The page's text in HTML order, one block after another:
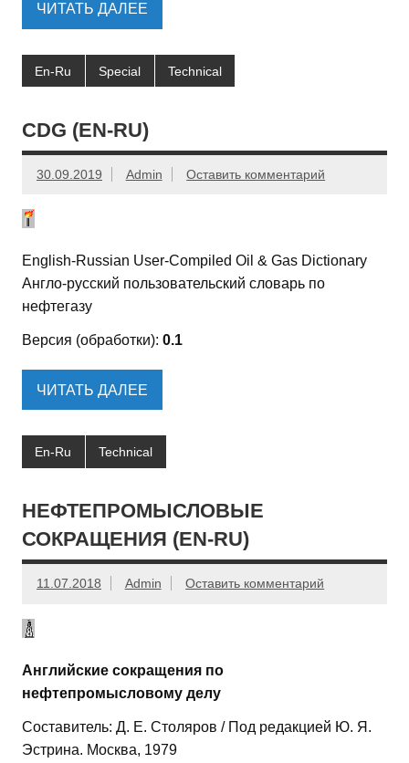
ЧИТАТЬ ДАЛЕЕ
En-Ru Special Technical
CDG (EN-RU)
30.09.2019 Admin Оставить комментарий
English-Russian User-Compiled Oil & Gas Dictionary
Англо-русский пользовательский словарь по
нефтегазу
Версия (обработки): 0.1
ЧИТАТЬ ДАЛЕЕ
En-Ru Technical
НЕФТЕПРОМЫСЛОВЫЕ
СОКРАЩЕНИЯ (EN-RU)
11.07.2018 Admin Оставить комментарий
Английские сокращения по
нефтепромысловому делу
Составитель: Д. Е. Столяров / Под редакцией Ю. Я.
Эстрина. Москва, 1979